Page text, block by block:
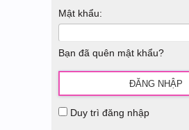
Mật khẩu:
Bạn đã quên mật khẩu?
Duy trì đăng nhập